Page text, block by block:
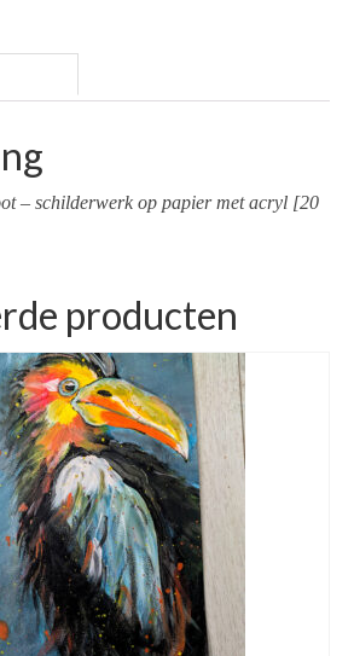
– schilderwerk op papier met acryl [20
producten